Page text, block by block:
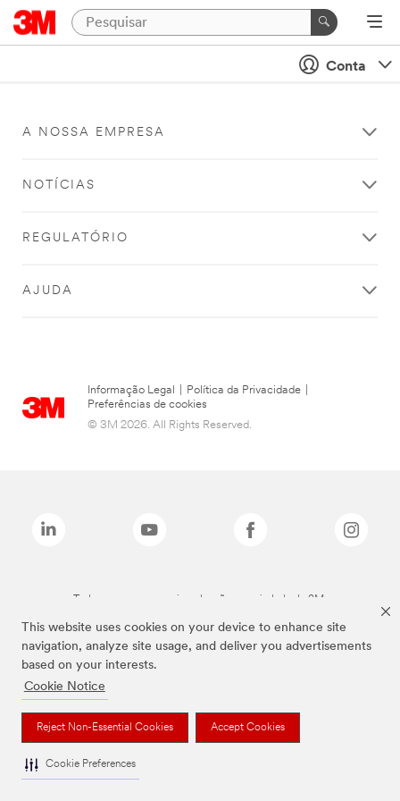
This website uses cookies on your device to enhance site
navigation, analyze site usage, and deliver you advertisements
based on your interests.
Cookie Notice
Reject Non-Essential Cookies Accept Cookies
Cookie Preferences
Conta
A NOSSA EMPRESA
NOTÍCIAS
REGULATÓRIO
AJUDA
Informação Legal Política da Privacidade
Preferências de cookies
© 3M 2026. All Rights Reserved.
Todas as marcas mencionadas são propriedade da 3M.